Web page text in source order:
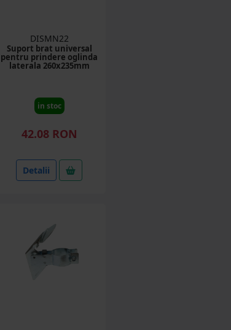
DISMN22
Suport brat universal
pentru prindere oglinda
laterala 260x235mm
in stoc
42.08 RON
Detalii